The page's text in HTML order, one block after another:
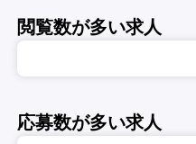
閲覧数が多い求人
応募数が多い求人